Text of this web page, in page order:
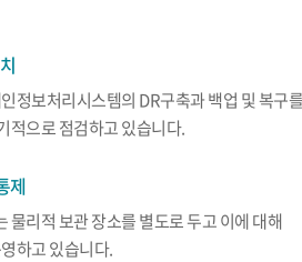
정보처리시스템의 DR구축과 백업 및 복구
적으로 점검하고 있습니다.
제
물리적 보관 장소를 별도로 두고 이에 대해
하고 있습니다.